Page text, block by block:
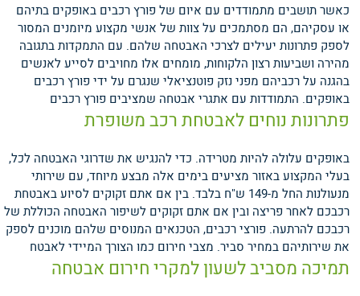
כאשר תושבים מתמודדים עם איום של פורץ רכבים באופקים בתיהם
או עסקיהם, הם מסתמכים על צוות של אנשי מקצוע מיומנים המסור
לספק פתרונות יעילים לצרכי האבטחה שלהם. עם התמקדות בתגובה
מהירה ושביעות רצון הלקוחות, מומחים אלו מחויבים לסייע לאנשים
בהגנה על רכביהם מפני נזק פוטנציאלי שנגרם על ידי פורץ רכבים
באופקים.
פתרונות נוחים לאבטחת רכב משופרת
התמודדות עם אתגרי אבטחה שמציבים פורץ רכבים
באופקים עלולה להיות מטרידה. כדי להנגיש את שדרוגי האבטחה לכל,
בעלי המקצוע באזור מציעים בימים אלה מבצע מיוחד, עם שירותי
מנעולנות החל מ-149 ש"ח בלבד. בין אם אתם זקוקים לסיוע באבטחת
רכבכם לאחר פריצה ובין אם אתם זקוקים לשיפור האבטחה הכוללת של
רכבכם להרתעה. פורצי רכבים, הטכנאים המנוסים שלהם מוכנים לספק
את שירותיהם במחיר סביר.
תמיכה מסביב לשעון למקרי חירום אבטחה
מצבי חירום כמו הצורך המיידי לאבטח